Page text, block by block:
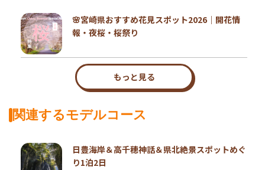
🌸宮崎県おすすめ花見スポット2026｜開花情
報・夜桜・桜祭り
もっと見る
関連するモデルコース
日豊海岸＆高千穂神話＆県北絶景スポットめぐ
り1泊2日